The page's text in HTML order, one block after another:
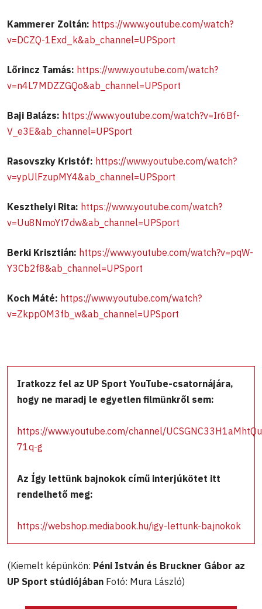
Kammerer Zoltán: https://www.youtube.com/watch?
v=DCZQ-1Exd_k&ab_channel=UPSport
Lőrincz Tamás: https://www.youtube.com/watch?
v=n4L7MDZZGQo&ab_channel=UPSport
Baji Balázs: https://www.youtube.com/watch?v=Ir6Bf-
V_e3E&ab_channel=UPSport
Rasovszky Kristóf: https://www.youtube.com/watch?
v=ypUlFzupMY4&ab_channel=UPSport
Keszthelyi Rita: https://www.youtube.com/watch?
v=Uu8NmoYt7dw&ab_channel=UPSport
Berki Krisztián: https://www.youtube.com/watch?v=pqW-
Y3Cb2f8&ab_channel=UPSport
Koch Máté: https://www.youtube.com/watch?
v=ZkppOM3fb_w&ab_channel=UPSport
Iratkozz fel az UP Sport YouTube-csatornájára,
hogy ne maradj le egyetlen filmünkről sem:
https://www.youtube.com/channel/
71q-g
Az Így lettünk bajnokok című interjúkötet itt
rendelhető meg:
https://webshop.mediabook.hu/igy-lettunk-bajnokok
(Kiemelt képünkön: Péni István és Bruckner Gábor az
UP Sport stúdiójában Fotó: Mura László)